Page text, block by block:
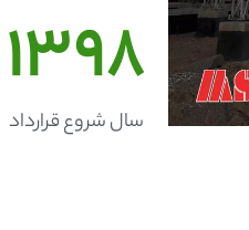
سال شروع قرارداد
1398